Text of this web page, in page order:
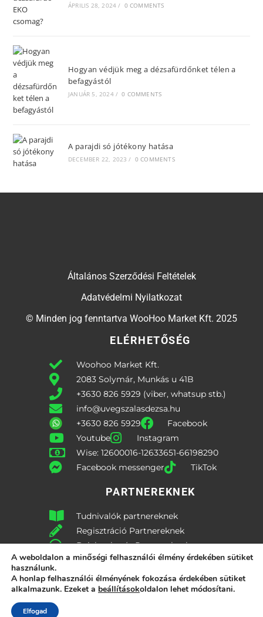
ÁPRILIS 28, 2024 / 0 COMMENTS
Hogyan védjük meg a dézsafürdőnket télen a
befagyástól
JANUÁR 5, 2024 / 0 COMMENTS
A parajdi só jótékony hatása
DECEMBER 22, 2023 / 0 COMMENTS
Általános Szerződési Feltételek
Adatvédelmi Nyilatkozat
© Minden jog fenntartva WooHoo Market Kft. 2025
ELÉRHETŐSÉG
Woohoo Market Kft.
2083 Solymár, Munkás u 41B
+3630 826 5929 (viber, whatsup stb.)
info@uvegszalasdezsa.hu
+3630 826 5929
Facebook
Youtube
Instagram
Wise: 12600016-12633651-66198290
Facebook messenger
TikTok
PARTNEREKNEK
Tudnivalók partnereknek
Regisztráció Partnereknek
Bejelentkezés Partnereknek
Partner Profil
Partner Kijelentkezés
Adatvédelmi nyilatkozat
A weboldalon a minőségi felhasználói élmény érdekében sütiket
használunk.
A honlap felhasználói élményének fokozása érdekében sütiket
alkalmazunk. Ezeket a beállításokoldalon lehet módosítani.
Elfogad